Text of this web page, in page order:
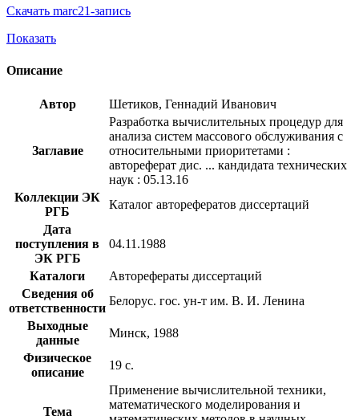
Скачать marc21-запись
Показать
Описание
Автор Шетиков, Геннадий Иванович
Заглавие
Разработка вычислительных процедур для
анализа систем массового обслуживания с
относительными приоритетами :
автореферат дис. ... кандидата технических
наук : 05.13.16
Коллекции ЭК
РГБ
Каталог авторефератов диссертаций
Дата
поступления в
ЭК РГБ
04.11.1988
Каталоги
Авторефераты диссертаций
Сведения об
ответственности
Белорус. гос. ун-т им. В. И. Ленина
Выходные
данные
Минск, 1988
Физическое
описание
19 с.
Тема
Применение вычислительной техники,
математического моделирования и